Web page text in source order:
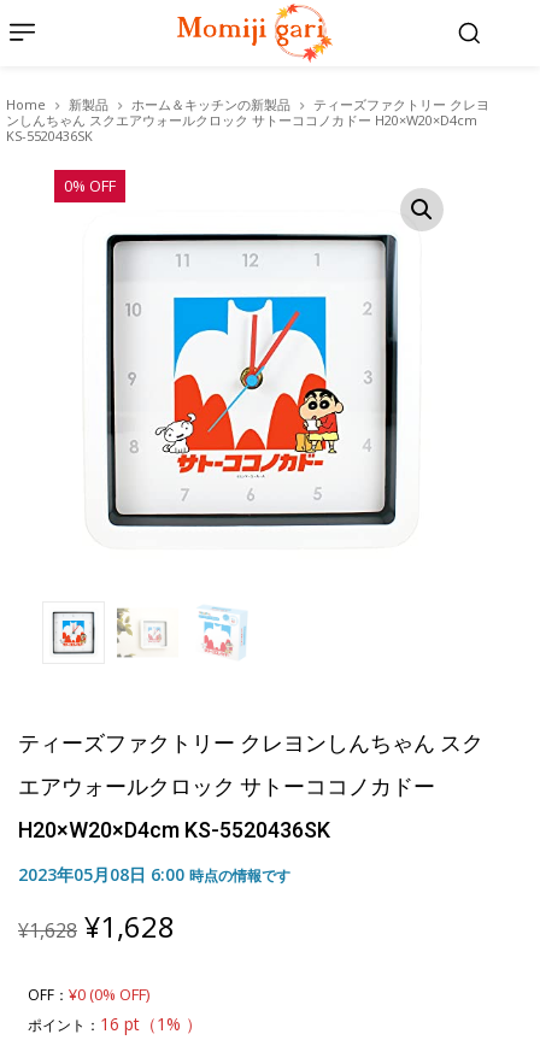
Home 新製品 ホーム＆キッチンの新製品
ティーズファクトリー クレヨ
ンしんちゃん スクエアウォールクロック サトーココノカドー H20×W20×D4cm
KS-5520436SK
0% OFF
ティーズファクトリー クレヨンしんちゃん スク
エアウォールクロック サトーココノカドー
H20×W20×D4cm KS-5520436SK
2023年05月08日 6:00 時点の情報です
¥1,628 Original
price
¥1,628.
¥1,628
OFF： ¥0 (0% OFF)
ポイント： 16 pt（1% ）